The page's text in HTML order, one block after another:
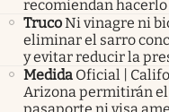
recomiendan hacerlo
TrucoNi vinagre ni
eliminar el sarro
y evitar reducir la
Medida Oficial |
Arizona permitirán
pasaporte ni visa